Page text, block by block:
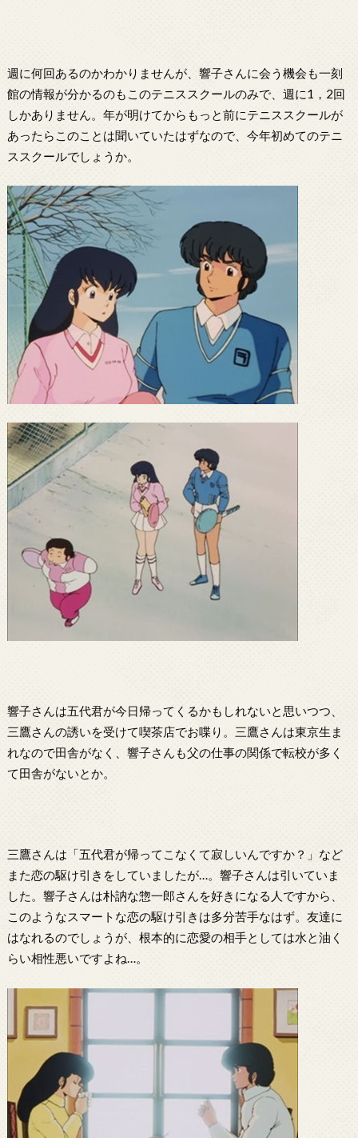
週に何回あるのかわかりませんが、響子さんに会う機会も一刻
館の情報が分かるのもこのテニススクールのみで、週に1，2回
しかありません。年が明けてからもっと前にテニススクールが
あったらこのことは聞いていたはずなので、今年初めてのテニ
ススクールでしょうか。
響子さんは五代君が今日帰ってくるかもしれないと思いつつ、
三鷹さんの誘いを受けて喫茶店でお喋り。三鷹さんは東京生ま
れなので田舎がなく、響子さんも父の仕事の関係で転校が多く
て田舎がないとか。
三鷹さんは「五代君が帰ってこなくて寂しいんですか？」など
また恋の駆け引きをしていましたが…。響子さんは引いていま
した。響子さんは朴訥な惣一郎さんを好きになる人ですから、
このようなスマートな恋の駆け引きは多分苦手なはず。友達に
はなれるのでしょうが、根本的に恋愛の相手としては水と油く
らい相性悪いですよね…。